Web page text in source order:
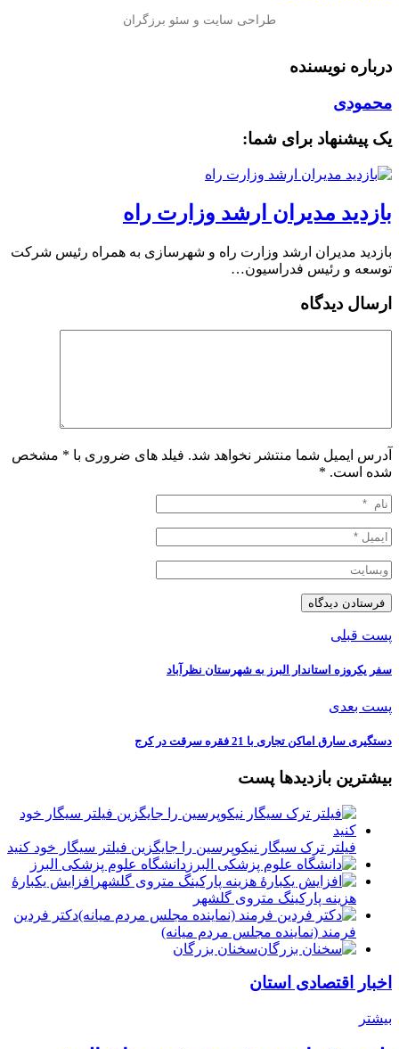
درباره نویسنده
محمودی
یک پیشنهاد برای شما:
بازدید مدیران ارشد وزارت راه
بازدید مدیران ارشد وزارت راه و شهرسازی به همراه رئیس شرکت
توسعه و رئیس فدراسیون…
ارسال دیدگاه
آدرس ایمیل شما منتشر نخواهد شد. فیلد های ضروری با * مشخص
شده است. *
پست قبلی
سفر یکروزه استاندار البرز به شهرستان نظرآباد
پست بعدی
دستگیری سارق اماکن تجاری با 21 فقره سرقت در کرج
بیشترین بازدیدها پست
فیلتر ترک سیگار نیکوپرسین را جایگزین فیلتر سیگار خود کنید
دانشگاه علوم پزشکی البرز
افزایش یکبارۀ
هزینه پارکینگ متروی گلشهر
دكتر فردين
فرمند (نماينده مجلس مردم میانه)
سخنان بزرگان
اخبار اقتصادی استان
بیشتر